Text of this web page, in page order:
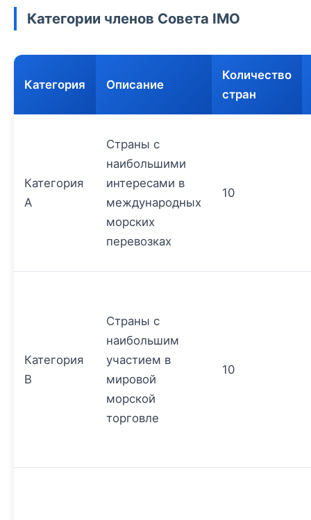
Категории членов Совета IMO
Категория Описание
Количество
стран
Категория
A
Страны с
наибольшими
интересами в
международных
морских
перевозках
10
Категория
B
Страны с
наибольшим
участием в
мировой
морской
торговле
10